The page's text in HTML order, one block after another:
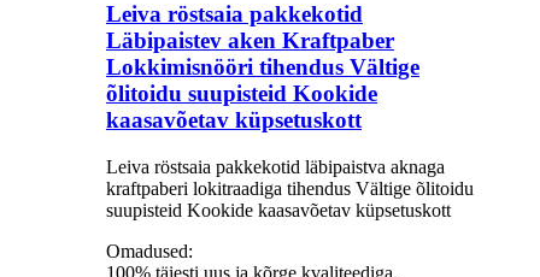
Leiva röstsaia pakkekotid
Läbipaistev aken Kraftpaber
Lokkimisnööri tihendus Vältige
õlitoidu suupisteid Kookide
kaasavõetav küpsetuskott
Leiva röstsaia pakkekotid läbipaistva aknaga
kraftpaberi lokitraadiga tihendus Vältige õlitoidu
suupisteid Kookide kaasavõetav küpsetuskott
Omadused:
100% täiesti uus ja kõrge kvaliteediga.